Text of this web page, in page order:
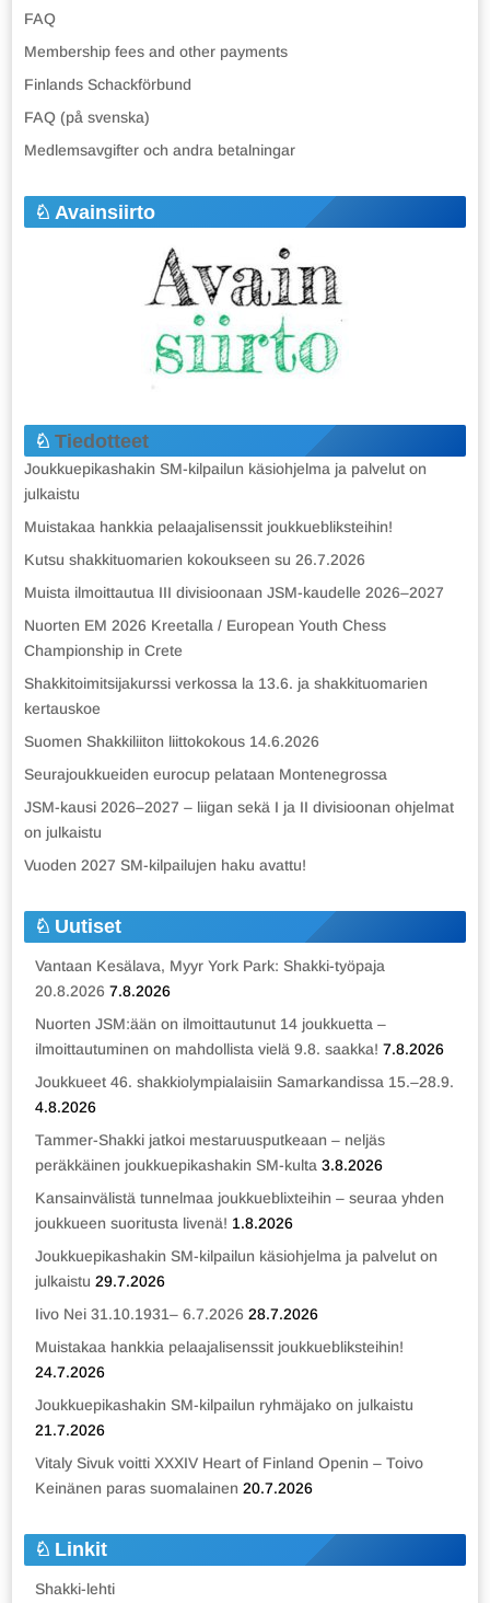
FAQ
Membership fees and other payments
Finlands Schackförbund
FAQ (på svenska)
Medlemsavgifter och andra betalningar
Avainsiirto
Tiedotteet
Joukkuepikashakin SM-kilpailun käsiohjelma ja palvelut on
julkaistu
Muistakaa hankkia pelaajalisenssit joukkuebliksteihin!
Kutsu shakkituomarien kokoukseen su 26.7.2026
Muista ilmoittautua III divisioonaan JSM-kaudelle 2026–2027
Nuorten EM 2026 Kreetalla / European Youth Chess
Championship in Crete
Shakkitoimitsijakurssi verkossa la 13.6. ja shakkituomarien
kertauskoe
Suomen Shakkiliiton liittokokous 14.6.2026
Seurajoukkueiden eurocup pelataan Montenegrossa
JSM-kausi 2026–2027 – liigan sekä I ja II divisioonan ohjelmat
on julkaistu
Vuoden 2027 SM-kilpailujen haku avattu!
Uutiset
Vantaan Kesälava, Myyr York Park: Shakki-työpaja
20.8.2026 7.8.2026
Nuorten JSM:ään on ilmoittautunut 14 joukkuetta –
ilmoittautuminen on mahdollista vielä 9.8. saakka! 7.8.2026
Joukkueet 46. shakkiolympialaisiin Samarkandissa 15.–28.9.
4.8.2026
Tammer-Shakki jatkoi mestaruusputkeaan – neljäs
peräkkäinen joukkuepikashakin SM-kulta 3.8.2026
Kansainvälistä tunnelmaa joukkueblixteihin – seuraa yhden
joukkueen suoritusta livenä! 1.8.2026
Joukkuepikashakin SM-kilpailun käsiohjelma ja palvelut on
julkaistu 29.7.2026
Iivo Nei 31.10.1931– 6.7.2026 28.7.2026
Muistakaa hankkia pelaajalisenssit joukkuebliksteihin!
24.7.2026
Joukkuepikashakin SM-kilpailun ryhmäjako on julkaistu
21.7.2026
Vitaly Sivuk voitti XXXIV Heart of Finland Openin – Toivo
Keinänen paras suomalainen 20.7.2026
Linkit
Shakki-lehti